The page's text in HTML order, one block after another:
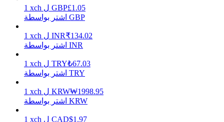
خنزير الطاقة
احصل على مكافآت تنافسية يوميًا
1 xch ل GBP£1.05
اشتر بواسطة GBP
1 xch ل INR₹134.02
اشتر بواسطة INR
1 xch ل TRY₺67.03
اشتر بواسطة TRY
1 xch ل KRW₩1998.95
اشتر بواسطة KRW
1 xch ل CAD$1.97